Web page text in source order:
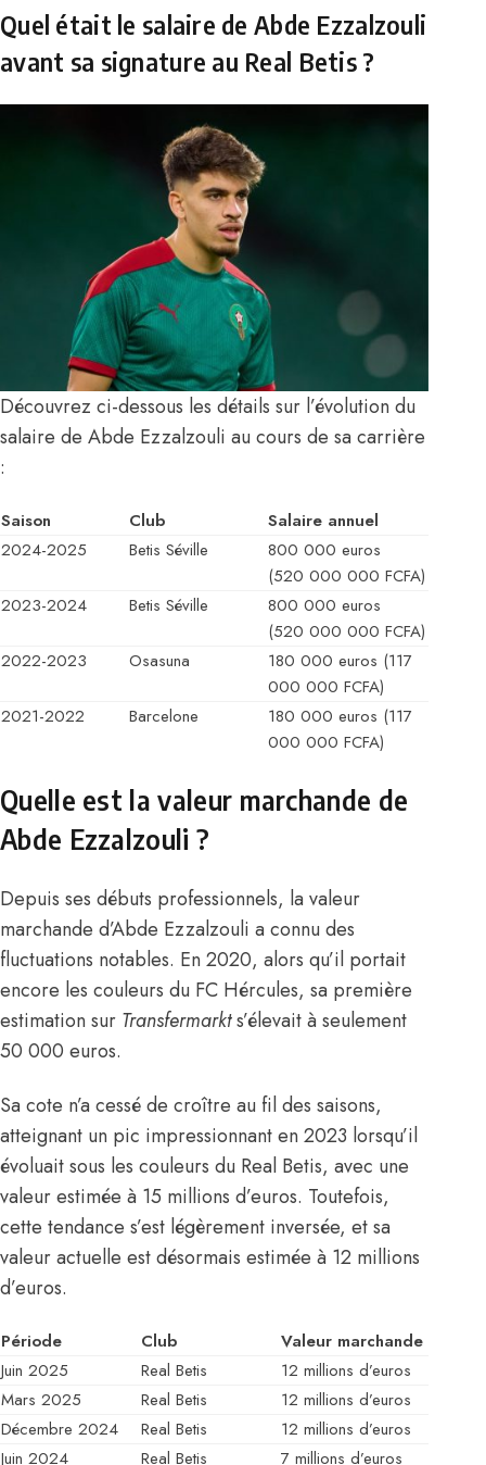
Quel était le salaire de Abde Ezzalzouli
avant sa signature au Real Betis ?
Découvrez ci-dessous les détails sur l’évolution du
salaire de Abde Ezzalzouli au cours de sa carrière
:
Saison Club
Salaire annuel
2024-2025
Betis Séville
800 000 euros
(520 000 000 FCFA)
2023-2024
Betis Séville
800 000 euros
(520 000 000 FCFA)
2022-2023
Osasuna
180 000 euros (117
000 000 FCFA)
2021-2022
Barcelone
180 000 euros (117
000 000 FCFA)
Quelle est la valeur marchande de
Abde Ezzalzouli ?
Depuis ses débuts professionnels, la valeur
marchande d’Abde Ezzalzouli a connu des
fluctuations notables. En 2020, alors qu’il portait
encore les couleurs du FC Hércules, sa première
estimation sur Transfermarkts’élevait à seulement
50 000 euros.
Sa cote n’a cessé de croître au fil des saisons,
atteignant un pic impressionnant en 2023 lorsqu’il
évoluait sous les couleurs du Real Betis, avec une
valeur estimée à 15 millions d’euros. Toutefois,
cette tendance s’est légèrement inversée, et sa
valeur actuelle est désormais estimée à 12 millions
d’euros.
Période Club
Valeur marchande
Juin 2025
Real Betis
12 millions d’euros
Mars 2025
Real Betis
12 millions d’euros
Décembre 2024
Real Betis
12 millions d’euros
Juin 2024
Real Betis
7 millions d’euros